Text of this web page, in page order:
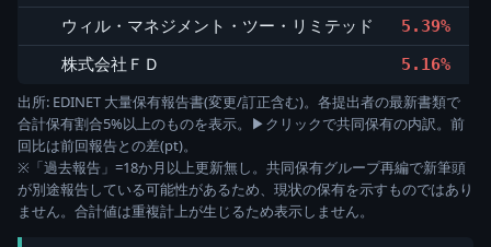
ウィル・マネジメント・ツー・リミテッド
5.39%
株式会社ＦＤ
5.16%
出所: EDINET 大量保有報告書(変更/訂正含む)。各提出者の最新書類で
合計保有割合5%以上のものを表示。▶クリックで共同保有の内訳。前
回比は前回報告との差(pt)。
※「過去報告」=18か月以上更新無し。共同保有グループ再編で新筆頭
が別途報告している可能性があるため、現状の保有を示すものではあり
ません。合計値は重複計上が生じるため表示しません。